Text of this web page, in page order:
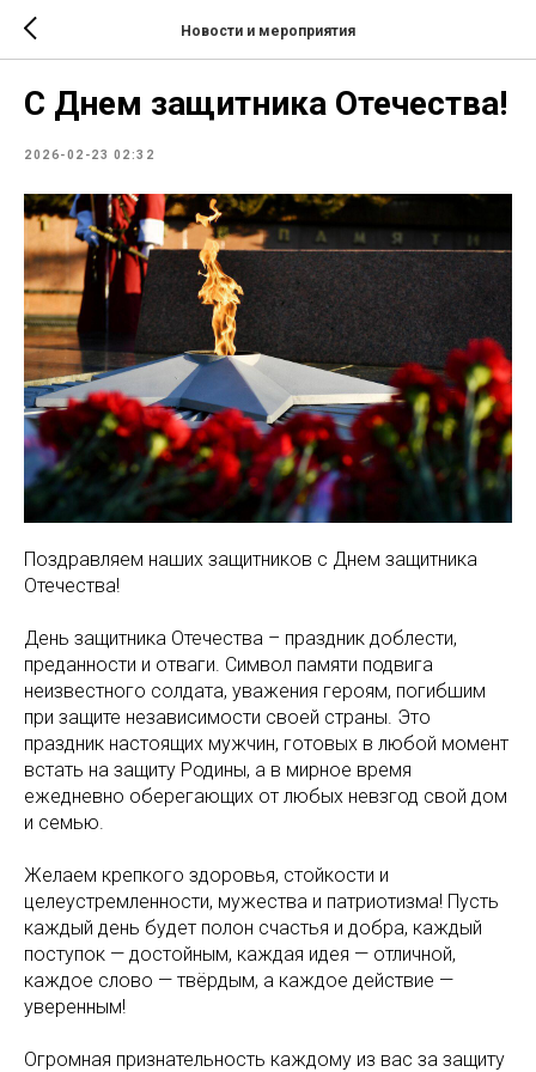
Новости и мероприятия
С Днем защитника Отечества!
2026-02-23 02:32
Поздравляем наших защитников с Днем защитника
Отечества!
День защитника Отечества – праздник доблести,
преданности и отваги. Символ памяти подвига
неизвестного солдата, уважения героям, погибшим
при защите независимости своей страны. Это
праздник настоящих мужчин, готовых в любой момент
встать на защиту Родины, а в мирное время
ежедневно оберегающих от любых невзгод свой дом
и семью.
Желаем крепкого здоровья, стойкости и
целеустремленности, мужества и патриотизма! Пусть
каждый день будет полон счастья и добра, каждый
поступок — достойным, каждая идея — отличной,
каждое слово — твёрдым, а каждое действие —
уверенным!
Огромная признательность каждому из вас за защиту